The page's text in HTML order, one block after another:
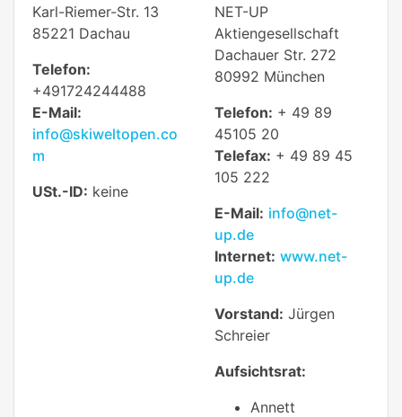
Karl-Riemer-Str. 13
85221 Dachau
Telefon:
+491724244488
E-Mail:
info@skiweltopen.co
m
USt.-ID: keine
NET-UP
Aktiengesellschaft
Dachauer Str. 272
80992 München
Telefon: + 49 89
45105 20
Telefax: + 49 89 45
105 222
E-Mail: info@net-
up.de
Internet: www.net-
up.de
Vorstand: Jürgen
Schreier
Aufsichtsrat:
Annett